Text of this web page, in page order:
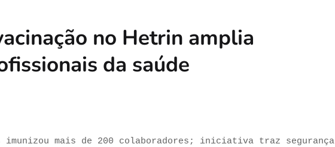
no Hetrin amplia
da saúde
imunizou mais de 200 colaboradores; iniciativa traz segurança